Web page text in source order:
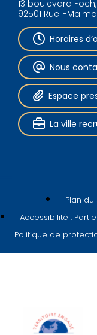
13 boulevard Foch,
92501 Rueil-
Horaires
Nous
Espace
La ville
Plan du
Accessibilité :
Politique de